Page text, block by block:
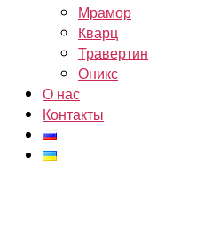
Мрамор
Кварц
Травертин
Оникс
О нас
Контакты